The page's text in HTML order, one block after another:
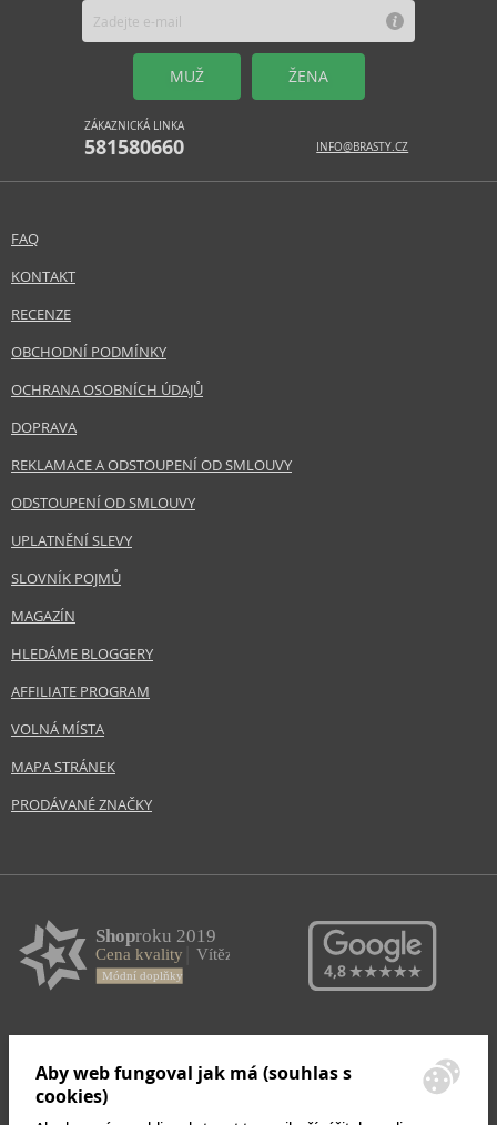
MUŽ ŽENA
ZÁKAZNICKÁ LINKA
581580660 INFO@BRASTY.CZ
FAQ
KONTAKT
RECENZE
OBCHODNÍ PODMÍNKY
OCHRANA OSOBNÍCH ÚDAJŮ
DOPRAVA
REKLAMACE A ODSTOUPENÍ OD SMLOUVY
ODSTOUPENÍ OD SMLOUVY
UPLATNĚNÍ SLEVY
SLOVNÍK POJMŮ
MAGAZÍN
HLEDÁME BLOGGERY
AFFILIATE PROGRAM
VOLNÁ MÍSTA
MAPA STRÁNEK
PRODÁVANÉ ZNAČKY
Aby web fungoval jak má (souhlas s
cookies)